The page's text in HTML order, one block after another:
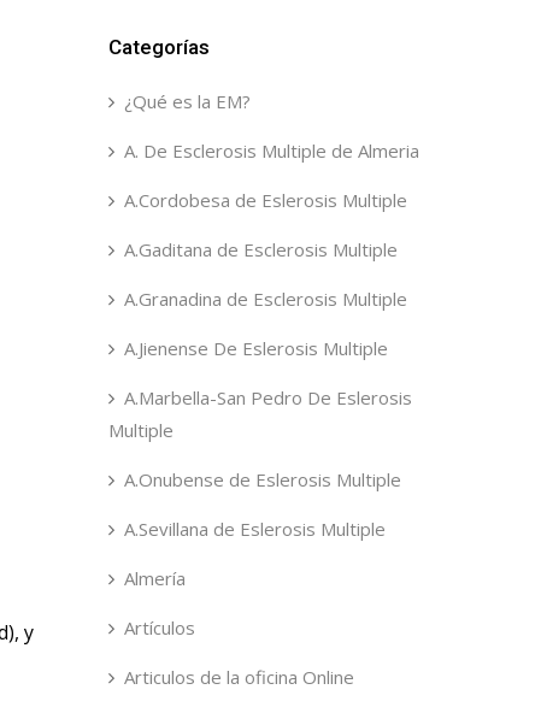
y
Categorías
¿Qué es la EM?
A. De Esclerosis Multiple de Almeria
A.Cordobesa de Eslerosis Multiple
A.Gaditana de Esclerosis Multiple
A.Granadina de Esclerosis Multiple
A.Jienense De Eslerosis Multiple
A.Marbella-San Pedro De Eslerosis
Multiple
A.Onubense de Eslerosis Multiple
A.Sevillana de Eslerosis Multiple
Almería
Artículos
Articulos de la oficina Online